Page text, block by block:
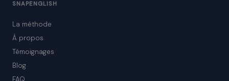
SNAPENGLISH
La méthode
À propos
Témoignages
Blog
FAQ